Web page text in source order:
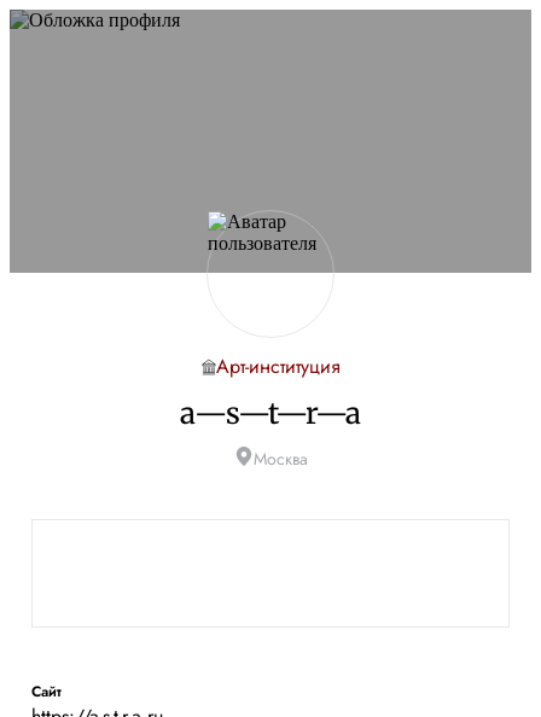
Арт-институция
a—s—t—r—a
Москва
Сайт